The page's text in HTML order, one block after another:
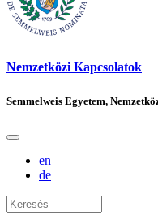
Nemzetközi Kapcsolatok
Semmelweis Egyetem,
en
de